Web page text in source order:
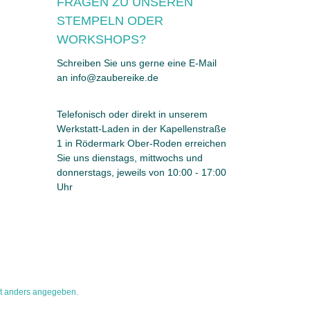
STEMPELN ODER
WORKSHOPS?
Schreiben Sie uns gerne eine E-Mail
an info@zaubereike.de
Telefonisch oder direkt in unserem
Werkstatt-Laden in der Kapellenstraße
1 in Rödermark Ober-Roden erreichen
Sie uns dienstags, mittwochs und
donnerstags, jeweils von 10:00 - 17:00
Uhr
anders angegeben.